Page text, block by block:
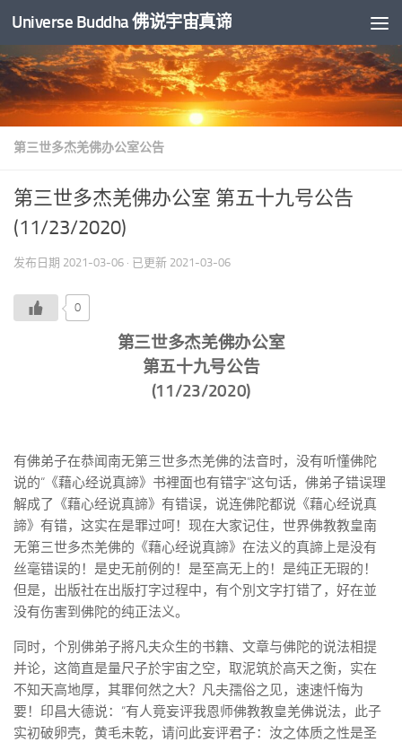
跳至内容
Universe Buddha 佛说宇宙真谛
第三世多杰羌佛办公室公告
第三世多杰羌佛办公室 第五十九号公告
(11/23/2020)
发布日期 2021-03-06 · 已更新 2021-03-06
0
第三世多杰羌佛办公室
第五十九号公告
(11/23/2020)
有佛弟子在恭闻南无第三世多杰羌佛的法音时，没有听懂佛陀
说的“《藉心经说真諦》书裡面也有错字”这句话，佛弟子错误理
解成了《藉心经说真諦》有错误，说连佛陀都说《藉心经说真
諦》有错，这实在是罪过呵！现在大家记住，世界佛教教皇南
无第三世多杰羌佛的《藉心经说真諦》在法义的真諦上是没有
丝毫错误的！是史无前例的！是至高无上的！是纯正无瑕的！
但是，出版社在出版打字过程中，有个別文字打错了，好在並
没有伤害到佛陀的纯正法义。
同时，个別佛弟子將凡夫众生的书籍、文章与佛陀的说法相提
并论，这简直是量尺子於宇宙之空，取泥筑於高天之衡，实在
不知天高地厚，其罪何然之大？凡夫孺俗之见，速速忏悔为
要！印昌大德说：“有人竟妄评我恩师佛教教皇羌佛说法，此子
实初破卵壳，黄毛未乾，请问此妄评君子：汝之体质之性是圣